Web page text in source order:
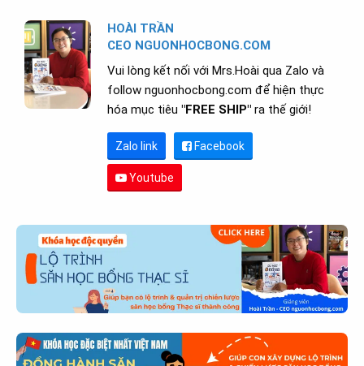
HOÀI TRẦN
CEO NGUONHOCBONG.COM
Vui lòng kết nối với Mrs.Hoài qua Zalo và
follow nguonhocbong.com để hiện thực
hóa mục tiêu "FREE SHIP" ra thế giới!
Zalo link Facebook
Youtube